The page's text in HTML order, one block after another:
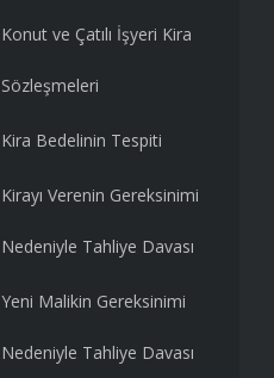
Konut ve Çatılı İşyeri Kira
Sözleşmeleri
Kira Bedelinin Tespiti
Kirayı Verenin Gereksinimi
Nedeniyle Tahliye Davası
Yeni Malikin Gereksinimi
Nedeniyle Tahliye Davası